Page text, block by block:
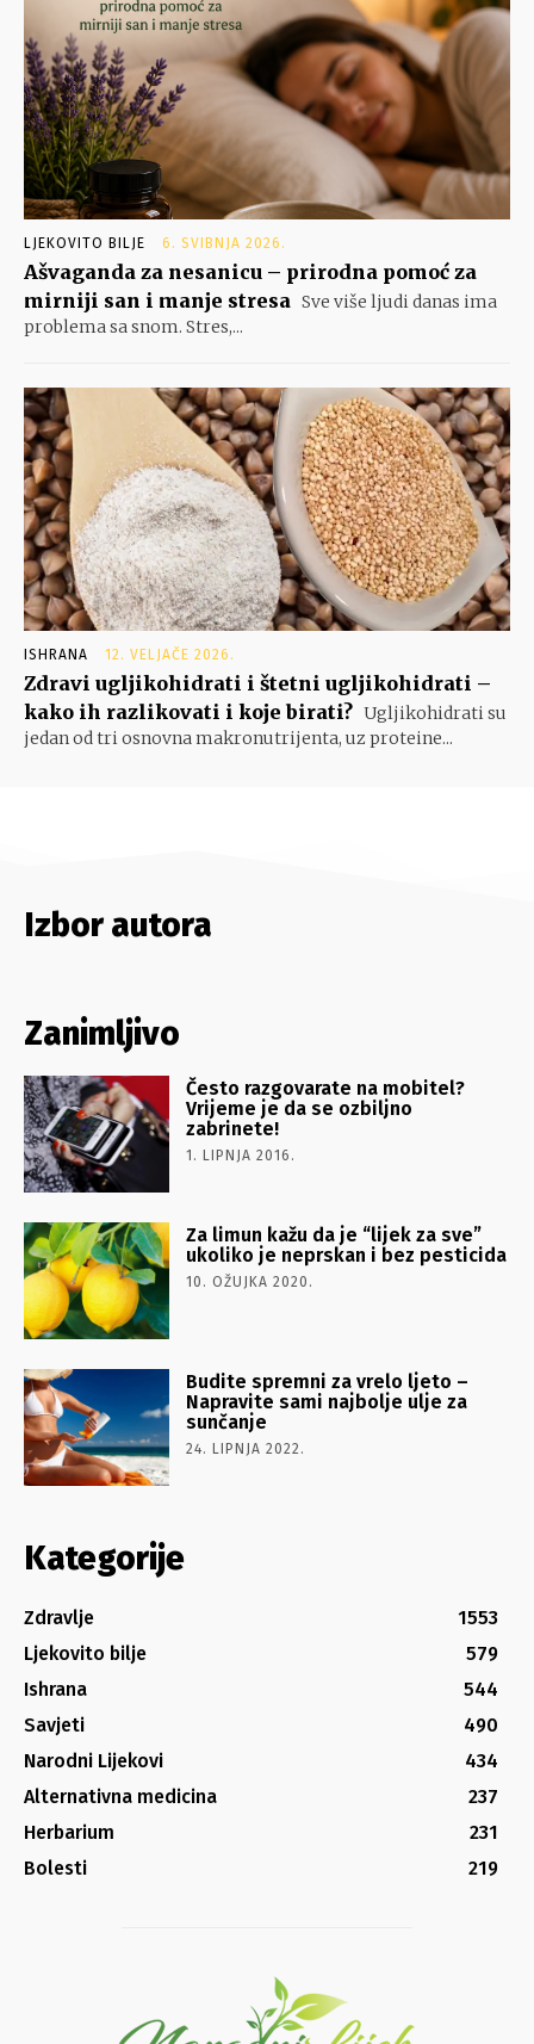
LJEKOVITO BILJE 6. SVIBNJA 2026.
Ašvaganda za nesanicu – prirodna pomoć za
mirniji san i manje stresa Sve više ljudi danas ima
problema sa snom. Stres,...
ISHRANA 12. VELJAČE 2026.
Zdravi ugljikohidrati i štetni ugljikohidrati –
kako ih razlikovati i koje birati? Ugljikohidrati su
jedan od tri osnovna makronutrijenta, uz proteine...
Izbor autora
Zanimljivo
Često razgovarate na mobitel?
Vrijeme je da se ozbiljno
zabrinete!
1. LIPNJA 2016.
Za limun kažu da je “lijek za sve”
ukoliko je neprskan i bez pesticida
10. OŽUJKA 2020.
Budite spremni za vrelo ljeto –
Napravite sami najbolje ulje za
sunčanje
24. LIPNJA 2022.
Kategorije
Zdravlje
1553
Ljekovito bilje
579
Ishrana
544
Savjeti
490
Narodni Lijekovi
434
Alternativna medicina
237
Herbarium
231
Bolesti
219